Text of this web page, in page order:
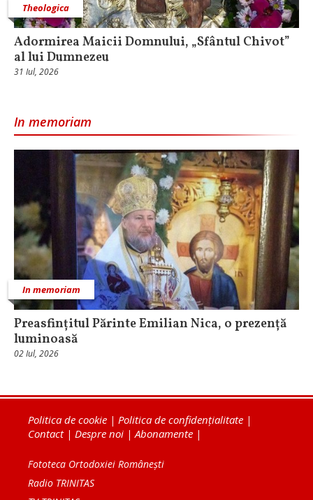
Theologica
Adormirea Maicii Domnului, „Sfântul Chivot”
al lui Dumnezeu
31 Iul, 2026
In memoriam
In memoriam
Preasfințitul Părinte Emilian Nica, o prezență
luminoasă
02 Iul, 2026
Politica de cookie | Politica de confidențialitate |
Contact| Despre noi |Abonamente |
Fototeca Ortodoxiei Românești
Radio TRINITAS